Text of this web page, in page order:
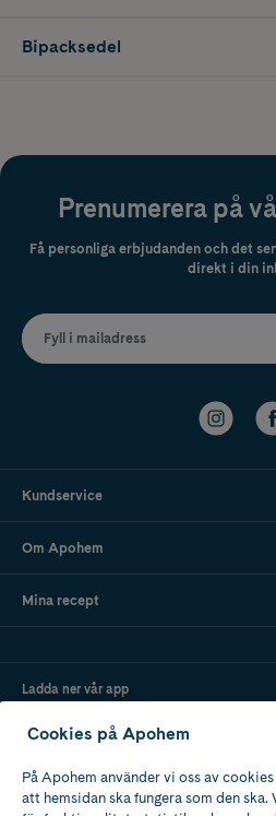
Bipacksedel
Prenumerera på
Få personliga erbjudanden och det
direkt i din
Fyll i mailadress
Kundservice
Om Apohem
Mina recept
Ladda ner vår app
Cookies på Apohem
På Apohem använder vi oss av
att hemsidan ska fungera som den